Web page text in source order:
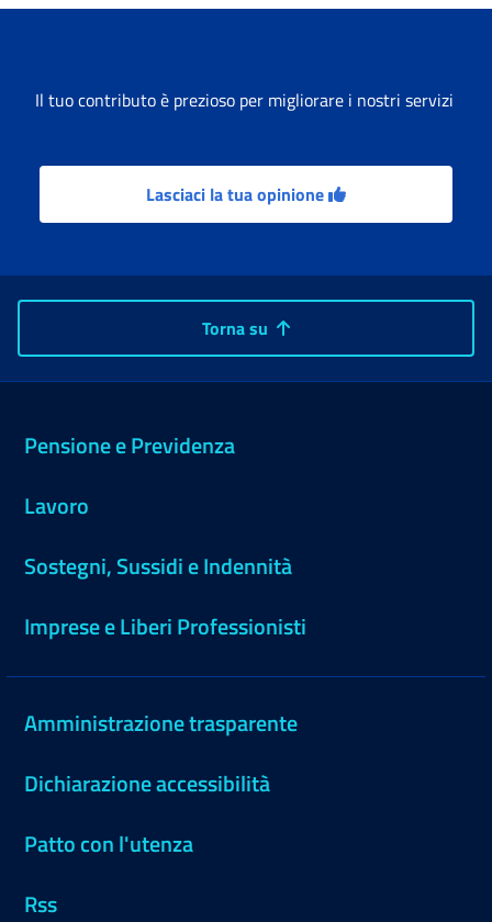
Il tuo contributo è prezioso per migliorare i nostri servizi
Lasciaci la tua opinione
Torna su
Pensione e Previdenza
Lavoro
Sostegni, Sussidi e Indennità
Imprese e Liberi Professionisti
Amministrazione trasparente
Dichiarazione accessibilità
Patto con l'utenza
Rss